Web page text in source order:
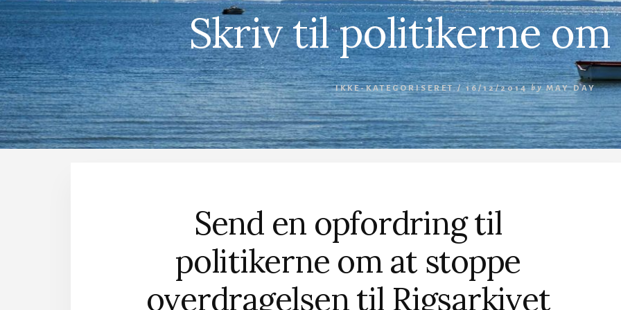
Skriv til politikerne om
IKKE-KATEGORISERET / 16/12/2014 by MAY DAY
Send en opfordring til
politikerne om at stoppe
overdragelsen til Rigsarkivet